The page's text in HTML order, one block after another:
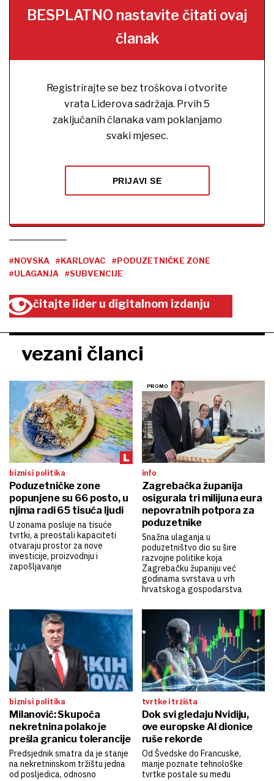
BESPLATNO nastavite čitati ovaj
članak
Registrirajte se bez troškova i otvorite
vrata Liderova sadržaja. Prvih 5
zaključanih članaka vam poklanjamo
svaki mjesec.
PRIJAVI SE
#NOVSKA #KARLOVAC
#PODUZETNIČKE ZONE
#ULAGANJA
#SUBVENCIJE
čitajte lider u digitalnom izdanju
vezani članci
biznis i politika
Poduzetničke zone
popunjene su 66 posto, u
njima radi 65 tisuća ljudi
U zonama posluje na tisuće
tvrtki, a preostali kapaciteti
otvaraju prostor za nove
investicije, proizvodnju i
zapošljavanje
info
Zagrebačka županija
osigurala tri milijuna eura
nepovratnih potpora za
poduzetnike
Snažna ulaganja u
poduzetništvo dio su šire
razvojne politike koja
Zagrebačku županiju već
godinama svrstava u vrh
hrvatskoga gospodarstva
biznis i politika
Milanović: Skupoća
nekretnina polako je
prešla granicu tolerancije
Predsjednik smatra da je stanje
na nekretninskom tržištu jedna
od posljedica, odnosno
tvrtke i tržišta
Dok svi gledaju Nvidiju,
ove europske AI dionice
ruše rekorde
Od Švedske do Francuske,
manje poznate tehnološke
tvrtke postale su među